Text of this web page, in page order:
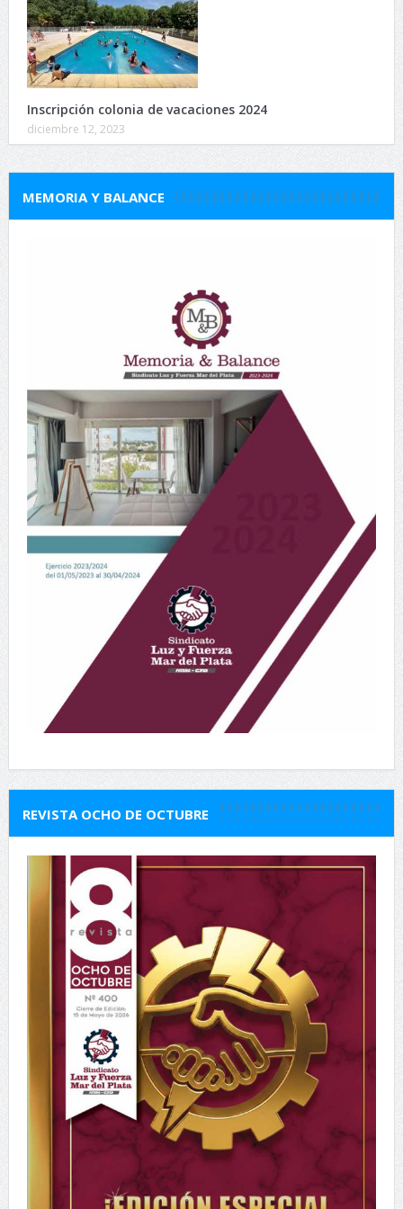
Inscripción colonia de vacaciones 2024
diciembre 12, 2023
MEMORIA Y BALANCE
REVISTA OCHO DE OCTUBRE